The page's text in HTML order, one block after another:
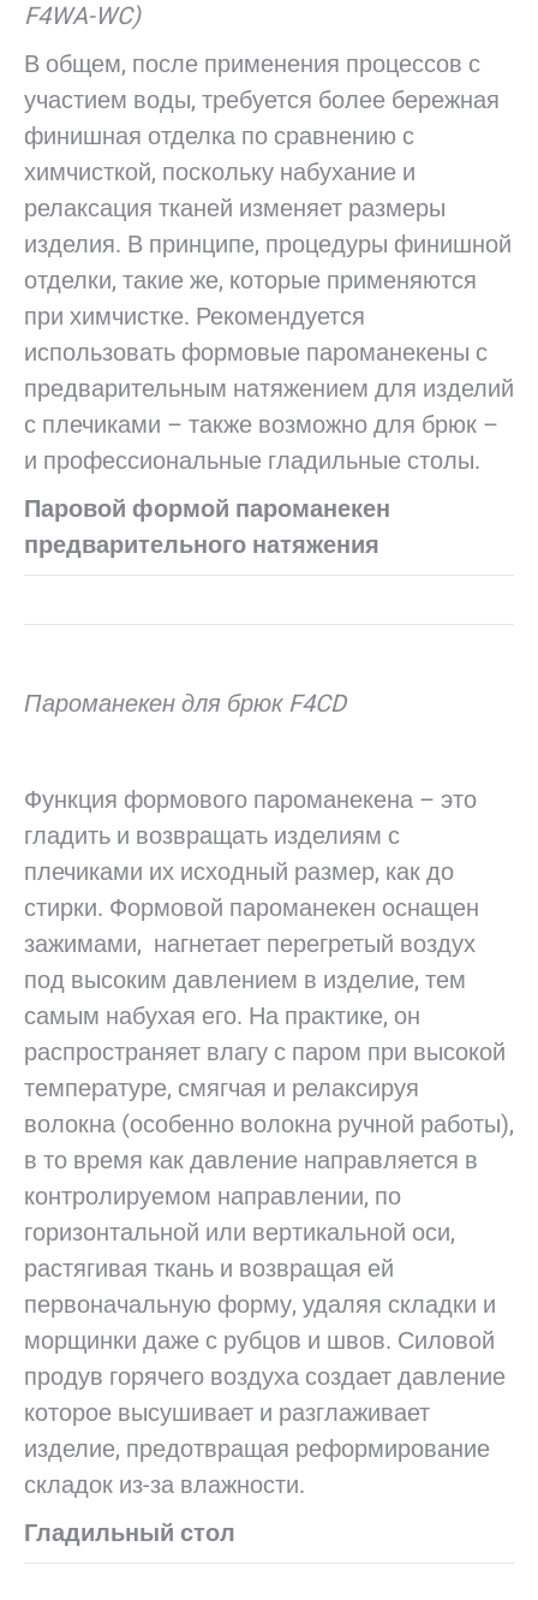
F4WA-WC)
В общем, после применения процессов с
участием воды, требуется более бережная
финишная отделка по сравнению с
химчисткой, поскольку набухание и
релаксация тканей изменяет размеры
изделия. В принципе, процедуры финишной
отделки, такие же, которые применяются
при химчистке. Рекомендуется
использовать формовые пароманекены с
предварительным натяжением для изделий
с плечиками – также возможно для брюк –
и профессиональные гладильные столы.
Паровой формой пароманекен
предварительного натяжения
Пароманекен для брюк F4CD
Функция формового пароманекена – это
гладить и возвращать изделиям с
плечиками их исходный размер, как до
стирки. Формовой пароманекен оснащен
зажимами, нагнетает перегретый воздух
под высоким давлением в изделие, тем
самым набухая его. На практике, он
распространяет влагу с паром при высокой
температуре, смягчая и релаксируя
волокна (особенно волокна ручной работы),
в то время как давление направляется в
контролируемом направлении, по
горизонтальной или вертикальной оси,
растягивая ткань и возвращая ей
первоначальную форму, удаляя складки и
морщинки даже с рубцов и швов. Силовой
продув горячего воздуха создает давление
которое высушивает и разглаживает
изделие, предотвращая реформирование
складок из-за влажности.
Гладильный стол